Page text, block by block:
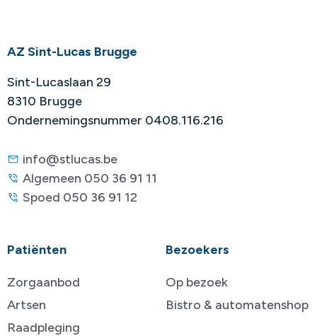
AZ Sint-Lucas Brugge
Sint-Lucaslaan 29
8310 Brugge
Ondernemingsnummer 0408.116.216
info@stlucas.be
Algemeen 050 36 91 11
Spoed 050 36 91 12
Patiënten
Zorgaanbod
Artsen
Raadpleging
Bezoekers
Op bezoek
Bistro & automatenshop